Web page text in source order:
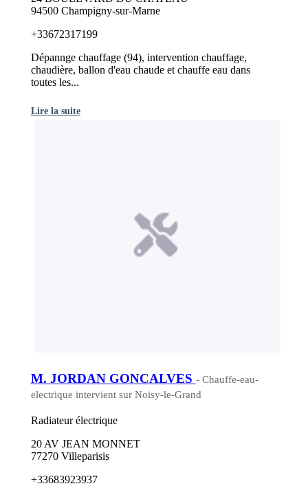
94500 Champigny-sur-Marne
+33672317199
Dépannge chauffage (94), intervention chauffage,
chaudière, ballon d'eau chaude et chauffe eau dans
toutes les...
Lire la suite
M. JORDAN GONCALVES - Chauffe-eau-
electrique intervient sur Noisy-le-Grand
Radiateur électrique
20 AV JEAN MONNET
77270 Villeparisis
+33683923937